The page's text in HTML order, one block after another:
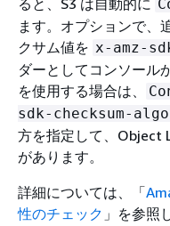
ます。オプションで、
クサム値を x-amz-
ダーとしてコンソール
を使用する場合は、
sdk-checksum-
方を指定して、Object
があります。
詳細については、「
性のチェック 」を参照